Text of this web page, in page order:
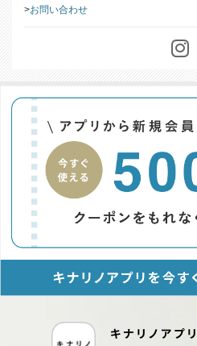
お問い合わせ